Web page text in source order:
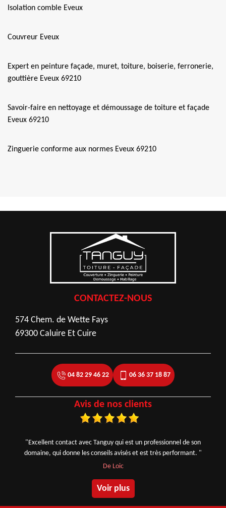
Isolation comble Eveux
Couvreur Eveux
Expert en peinture façade, muret, toiture, boiserie, ferronerie,
gouttière Eveux 69210
Savoir-faire en nettoyage et démoussage de toiture et façade
Eveux 69210
Zinguerie conforme aux normes Eveux 69210
CONTACTEZ-NOUS
574 Chem. de Wette Fays
69300 Caluire Et Cuire
04 82 29 46 22 06 36 37 18 87
Avis de nos clients
"Excellent contact avec Tanguy qui est un professionnel de son
domaine, qui donne les conseils avisés et est très performant. "
De Loic
Voir plus